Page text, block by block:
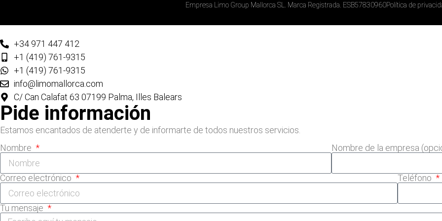
Empresa Limo Group Mallorca SL. Marca Registrada. ESB57830960Política de
+34 971 447 412
+1 (419) 761-9315
+1 (419) 761-9315
info@limomallorca.com
C/ Can Calafat 63 07199 Palma, Illes Balears
Pide información
Estamos encantados de atenderte y de informarte de todos nuestros servicios.
Nombre
Nombre de la empresa
Correo electrónico Teléfono
Tu mensaje